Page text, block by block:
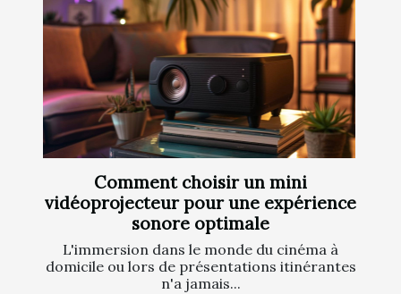
Comment choisir un mini
vidéoprojecteur pour une expérience
sonore optimale
L'immersion dans le monde du cinéma à
domicile ou lors de présentations itinérantes
n'a jamais...